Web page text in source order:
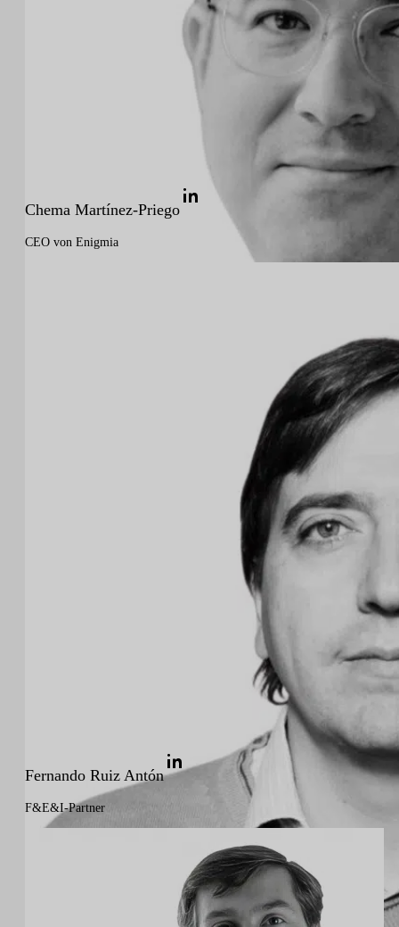
Chema Martínez-Priego
CEO von Enigmia
Fernando Ruiz Antón
F&E&I-Partner